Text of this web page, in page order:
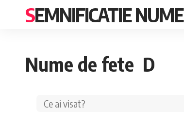
SEMNIFICATIE NUME
Nume de fete D